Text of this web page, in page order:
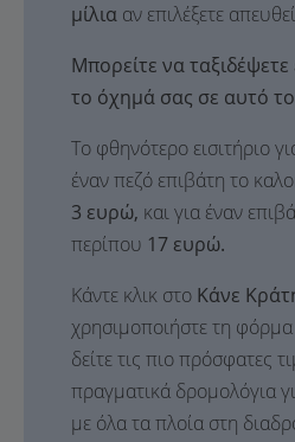
μίλια αν επιλέξετε
Μπορείτε να ταξιδέψετε
το όχημά σας σε αυτό
Το φθηνότερο εισιτήριο
έναν πεζό επιβάτη το
3 ευρώ, και για έναν
περίπου 17 ευρώ.
Κάντε κλικ στο Κάνε
χρησιμοποιήστε τη
δείτε τις πιο πρόσφατες
πραγματικά δρομολόγια
με όλα τα πλοία στη